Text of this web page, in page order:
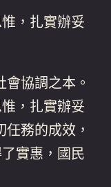
，扎實辦妥
協調之本。
，扎實辦妥
務的成效，
實惠，國民